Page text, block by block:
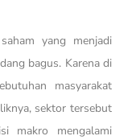
yang menjadi
bagus. Karena di
masyarakat
sektor tersebut
makro mengalami